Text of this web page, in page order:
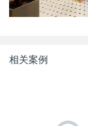
相关案例